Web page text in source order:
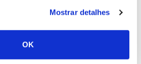
Mostrar detalhes
OK
procuram jovens voluntários